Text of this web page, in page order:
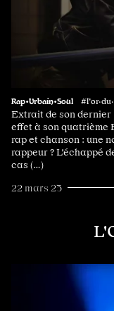
Rap•Urbain•Soul
Extrait de son dernier
effet à son quatrième
rap et chanson : une
rappeur ? L'échappé
cas (…)
22 mars 23